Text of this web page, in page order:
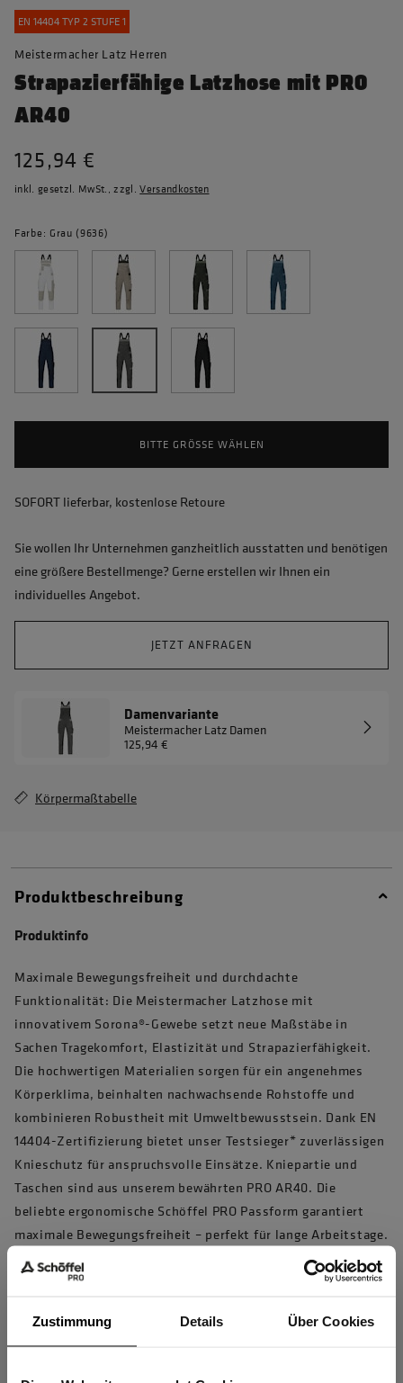
Zustimmung Details Über Cookies
EN 14404 TYP 2 STUFE 1
Meistermacher Latz Herren
Strapazierfähige Latzhose mit PRO
AR40
125,94 €
inkl. gesetzl. MwSt., zzgl.Versandkosten
Farbe: Grau (9636)
BITTE GRÖSSE WÄHLEN
SOFORT lieferbar, kostenlose Retoure
Sie wollen Ihr Unternehmen ganzheitlich ausstatten und benötigen
eine größere Bestellmenge? Gerne erstellen wir Ihnen ein
individuelles Angebot.
JETZT ANFRAGEN
Damenvariante
Meistermacher Latz Damen
125,94 €
Körpermaßtabelle
Produktbeschreibung
Produktinfo
Maximale Bewegungsfreiheit und durchdachte
Funktionalität: Die Meistermacher Latzhose mit
innovativem Sorona®-Gewebe setzt neue Maßstäbe in
Sachen Tragekomfort, Elastizität und Strapazierfähigkeit.
Die hochwertigen Materialien sorgen für ein angenehmes
Körperklima, beinhalten nachwachsende Rohstoffe und
kombinieren Robustheit mit Umweltbewusstsein. Dank EN
14404-Zertifizierung bietet unser Testsieger* zuverlässigen
Knieschutz für anspruchsvolle Einsätze. Kniepartie und
Taschen sind aus unserem bewährten PRO AR40. Die
beliebte ergonomische Schöffel PRO Passform garantiert
maximale Bewegungsfreiheit – perfekt für lange Arbeitstage.
Für alle, die auf Langlebigkeit, Funktionalität und
verantwortungsbewusste Arbeitskleidung setzen.
Artikelnummer 10033349 , Modellnummer 7516